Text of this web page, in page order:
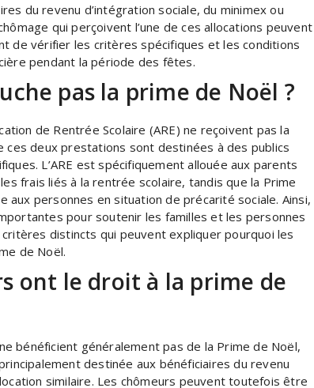
du revenu d’intégration sociale, du minimex ou
qui perçoivent l’une de ces allocations peuvent
de vérifier les critères spécifiques et les conditions
pendant la période des fêtes.
pas la prime de Noël ?
de Rentrée Scolaire (ARE) ne reçoivent pas la
ces deux prestations sont destinées à des publics
L’ARE est spécifiquement allouée aux parents
frais liés à la rentrée scolaire, tandis que la Prime
personnes en situation de précarité sociale. Ainsi,
pour soutenir les familles et les personnes
distincts qui peuvent expliquer pourquoi les
de Noël.
ont le droit à la prime de
bénéficient généralement pas de la Prime de Noël,
destinée aux bénéficiaires du revenu
similaire. Les chômeurs peuvent toutefois être